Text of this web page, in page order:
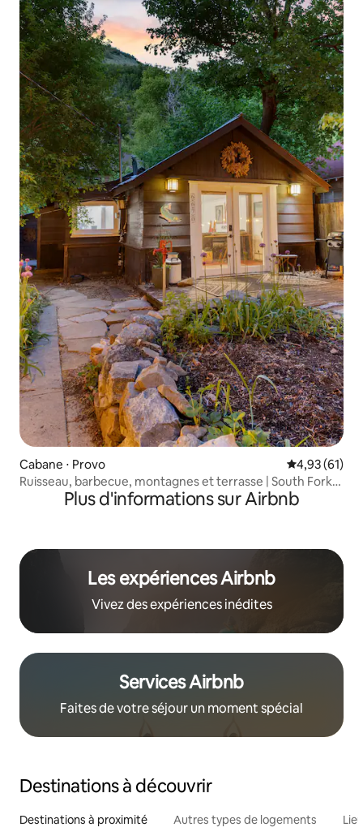
Cabane ⋅ Provo Évaluation
4,93 (61)
Ruisseau, barbecue, montagnes et terrasse | South Fork
Plus d'informations sur Airbnb
Les expériences Airbnb
Vivez des expériences inédites
Services Airbnb
Faites de votre séjour un moment spécial
Destinations à découvrir
Destinations à proximité Autres types de logements